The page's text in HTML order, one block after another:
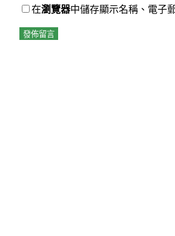
在瀏覽器中儲存顯示名稱、電子